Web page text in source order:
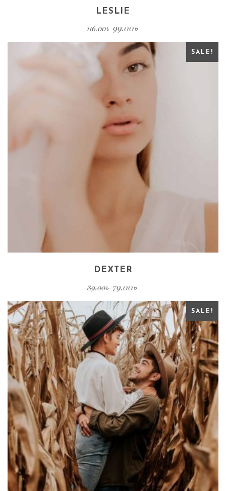
LESLIE
116.00৳ 99.00৳
SALE!
DEXTER
89.00৳ 79.00৳
SALE!